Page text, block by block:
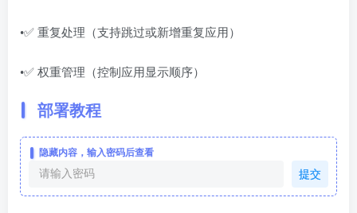
•✅ 重复处理（支持跳过或新增重复应用）
•✅ 权重管理（控制应用显示顺序）
部署教程
隐藏内容，输入密码后查看
提交